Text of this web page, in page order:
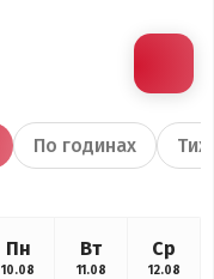
По годинах
Пн
10.08
Вт
11.08
Ср
12.08